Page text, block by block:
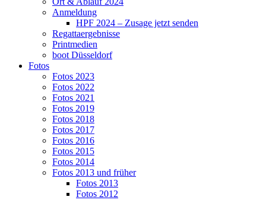
Anmeldung
HPF 2024 – Zusage jetzt senden
Regattaergebnisse
Printmedien
boot Düsseldorf
Fotos
Fotos 2023
Fotos 2022
Fotos 2021
Fotos 2019
Fotos 2018
Fotos 2017
Fotos 2016
Fotos 2015
Fotos 2014
Fotos 2013 und früher
Fotos 2013
Fotos 2012